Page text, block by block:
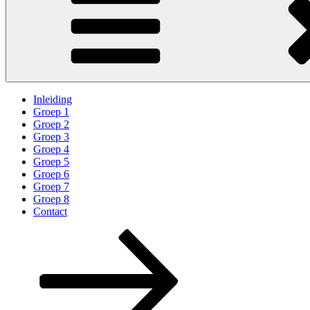
Inleiding
Groep 1
Groep 2
Groep 3
Groep 4
Groep 5
Groep 6
Groep 7
Groep 8
Contact